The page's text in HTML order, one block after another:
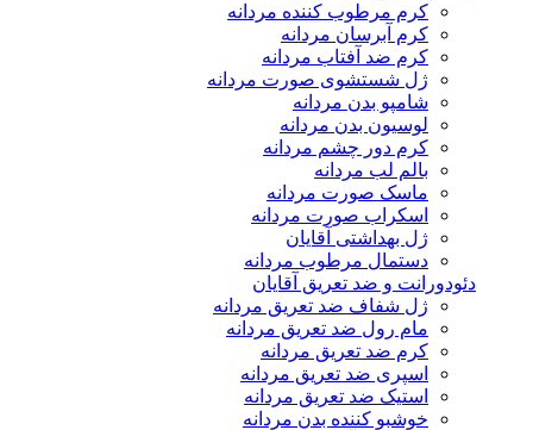
کرم مرطوب کننده مردانه
کرم آبرسان مردانه
کرم ضد آفتاب مردانه
ژل شستشوی صورت مردانه
شامپو بدن مردانه
لوسیون بدن مردانه
کرم دور چشم مردانه
بالم لب مردانه
ماسک صورت مردانه
اسکراب صورت مردانه
ژل بهداشتی آقایان
دستمال مرطوب مردانه
دئودورانت و ضد تعریق آقایان
ژل شفاف ضد تعریق مردانه
مام رول ضد تعریق مردانه
کرم ضد تعریق مردانه
اسپری ضد تعریق مردانه
استیک ضد تعریق مردانه
خوشبو کننده بدن مردانه